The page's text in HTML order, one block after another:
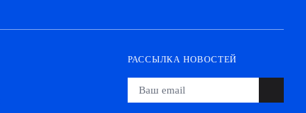
РАССЫЛКА НОВОСТЕЙ